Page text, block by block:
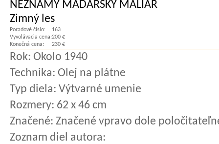
NEZNÁMY MAĎARSKÝ MALIAR
Zimný les
Poradové číslo:
163
Vyvolávacia cena:200 €
Konečná cena:
230 €
Rok: Okolo 1940
Technika: Olej na plátne
Typ diela: Výtvarné umenie
Rozmery: 62 x 46 cm
Značené: Značené vpravo dole
Zoznam diel autora: